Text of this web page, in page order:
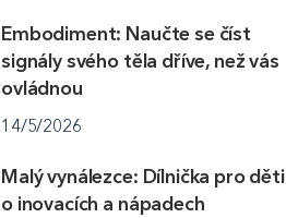
Embodiment: Naučte se číst
signály svého těla dříve, než vás
ovládnou
14/5/2026
Malý vynálezce: Dílnička pro děti
o inovacích a nápadech